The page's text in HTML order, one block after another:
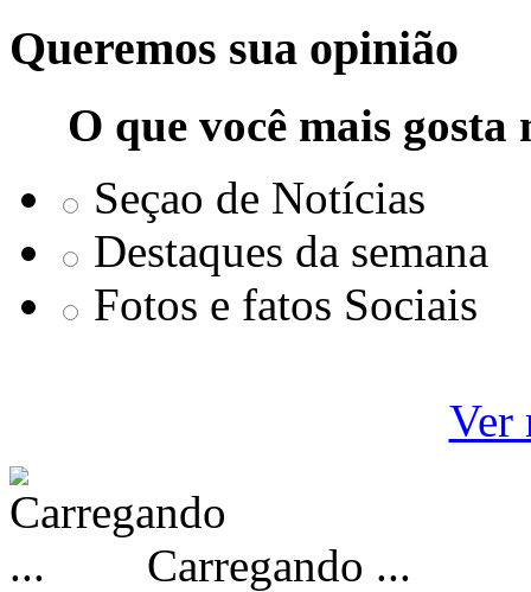
Queremos sua opinião
O que você mais
Seçao de Notícias
Destaques da semana
Fotos e fatos Sociais
Ver
Carregando ...